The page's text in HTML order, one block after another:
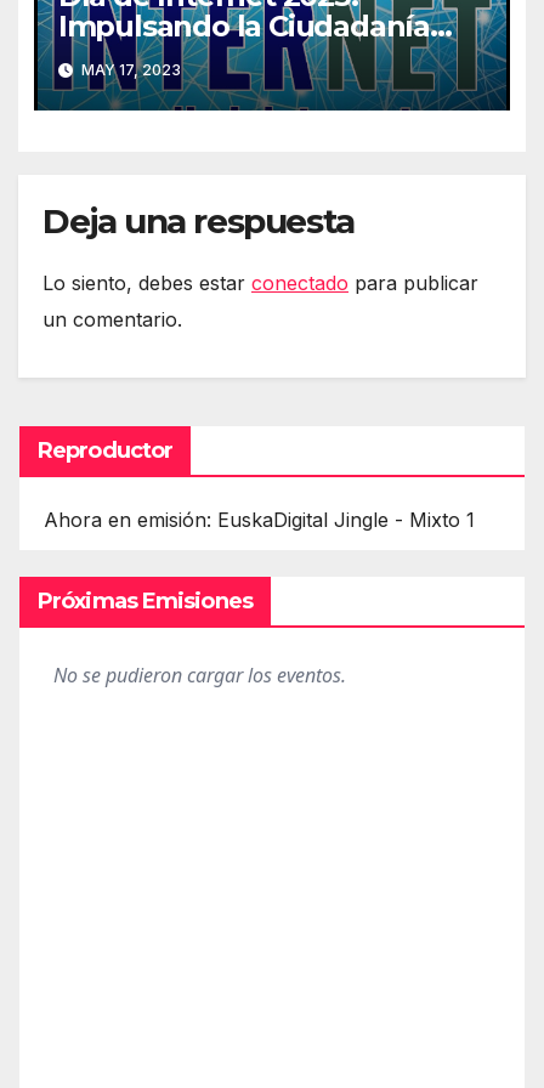
Impulsando la Ciudadanía
Digital
MAY 17, 2023
Deja una respuesta
Lo siento, debes estar conectado para publicar
un comentario.
Reproductor
Ahora en emisión: EuskaDigital Jingle - Mixto 1
Próximas Emisiones